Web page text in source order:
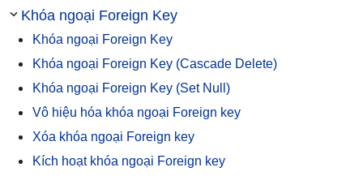
Khóa ngoại Foreign Key
Khóa ngoại Foreign Key
Khóa ngoại Foreign Key (Cascade Delete)
Khóa ngoại Foreign Key (Set Null)
Vô hiệu hóa khóa ngoại Foreign key
Xóa khóa ngoại Foreign key
Kích hoạt khóa ngoại Foreign key